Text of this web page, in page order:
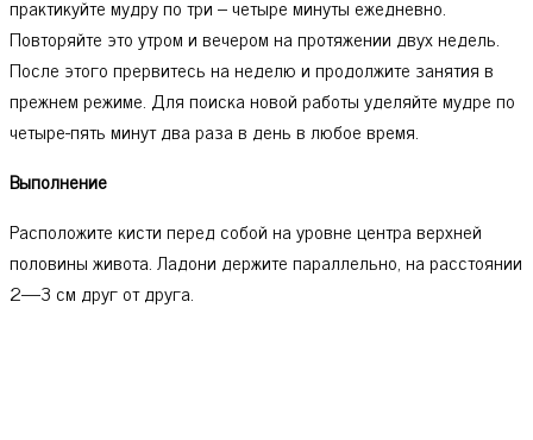
практикуйте мудру по три – четыре минуты ежедневно.
Повторяйте это утром и вечером на протяжении двух недель.
После этого прервитесь на неделю и продолжите занятия в
прежнем режиме. Для поиска новой работы уделяйте мудре по
четыре-пять минут два раза в день в любое время.
Выполнение
Расположите кисти перед собой на уровне центра верхней
половины живота. Ладони держите параллельно, на расстоянии
2—3 см друг от друга.